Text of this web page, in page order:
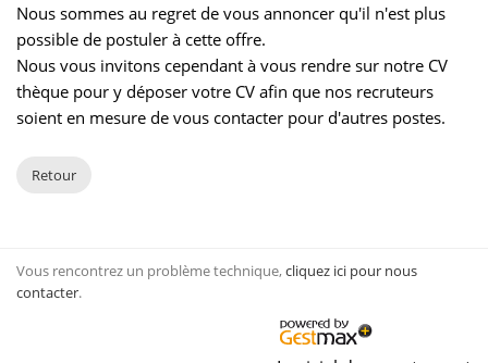
Nous sommes au regret de vous annoncer qu'il n'est plus
possible de postuler à cette offre.
Nous vous invitons cependant à vous rendre sur notre CV
thèque pour y déposer votre CV afin que nos recruteurs
soient en mesure de vous contacter pour d'autres postes.
Retour
Vous rencontrez un problème technique,cliquez ici pour nous
contacter.